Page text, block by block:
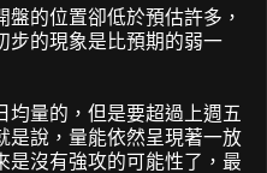
的位置卻低於預估許多，
步的現象是比預期的弱一
均量的，但是要超過上週五
是說，量能依然呈現著一放
是沒有強攻的可能性了，最